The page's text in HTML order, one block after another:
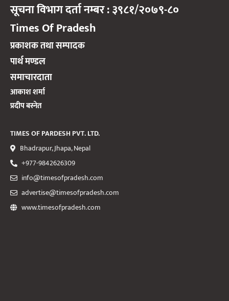
सूचना विभाग दर्ता नम्बर : ३९८१/२०७९-८०
Times Of Pradesh
प्रकाशक तथा सम्पादक
पार्थ मण्डल
समाचारदाता
आकाश शर्मा
प्रदीप बस्नेत
TIMES OF PARDESH PVT. LTD.
Bhadrapur, Jhapa, Nepal
+977-9842626309
info@timesofpradesh.com
advertise@timesofpradesh.com
www.timesofpradesh.com